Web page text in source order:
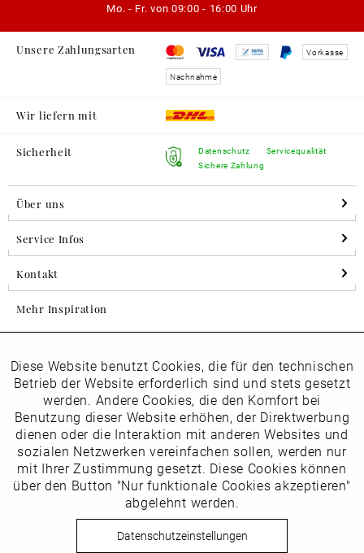
Mo. - Fr. von 09:00 - 16:00 Uhr
Unsere Zahlungsarten Vorkasse
Nachnahme
Wir liefern mit
Sicherheit
Datenschutz
Sichere Zahlung
Servicequalität
Über uns
Service Infos
Kontakt
Mehr Inspiration
Folgen Sie uns auf Instagram
horsch_schuhe
Newsletter
Datenschutzbestimmungenhabe ich zur Kenntnis
vom Newsletter abmelden.
Funktionale Aktiv
Marketing Inaktiv
Tracking Inaktiv
Inaktiv
Diese Website benutzt Cookies, die für den technischen
Betrieb der Website erforderlich sind und stets gesetzt
werden. Andere Cookies, die den Komfort bei
Benutzung dieser Website erhöhen, der Direktwerbung
dienen oder die Interaktion mit anderen Websites und
sozialen Netzwerken vereinfachen sollen, werden nur
mit Ihrer Zustimmung gesetzt. Diese Cookies können
über den Button "Nur funktionale Cookies akzeptieren"
abgelehnt werden.
Datenschutzeinstellungen